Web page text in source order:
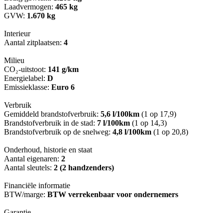
Laadvermogen: 465 kg
GVW: 1.670 kg
Interieur
Aantal zitplaatsen: 4
Milieu
CO₂-uitstoot: 141 g/km
Energielabel: D
Emissieklasse: Euro 6
Verbruik
Gemiddeld brandstofverbruik: 5,6 l/100km (1 op 17,9)
Brandstofverbruik in de stad: 7 l/100km (1 op 14,3)
Brandstofverbruik op de snelweg: 4,8 l/100km (1 op 20,8)
Onderhoud, historie en staat
Aantal eigenaren: 2
Aantal sleutels: 2 (2 handzenders)
Financiële informatie
BTW/marge: BTW verrekenbaar voor ondernemers